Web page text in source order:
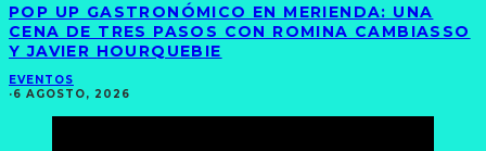
POP UP GASTRONÓMICO EN MERIENDA: UNA
CENA DE TRES PASOS CON ROMINA CAMBIASSO
Y JAVIER HOURQUEBIE
EVENTOS
·6 AGOSTO, 2026